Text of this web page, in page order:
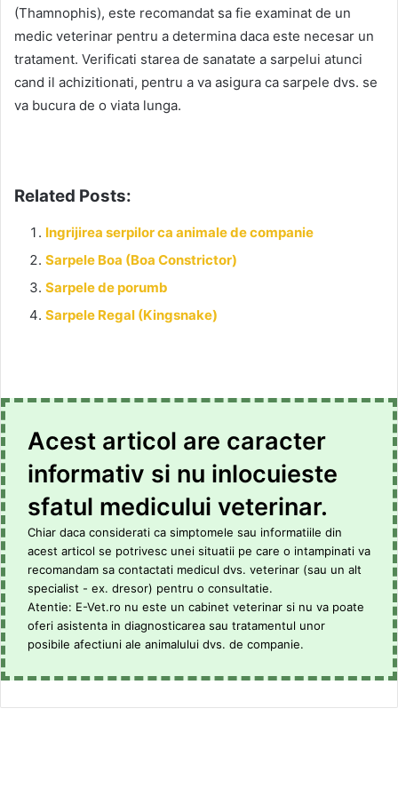
(Thamnophis), este recomandat sa fie examinat de un
medic veterinar pentru a determina daca este necesar un
tratament. Verificati starea de sanatate a sarpelui atunci
cand il achizitionati, pentru a va asigura ca sarpele dvs. se
va bucura de o viata lunga.
Related Posts:
Ingrijirea serpilor ca animale de companie
Sarpele Boa (Boa Constrictor)
Sarpele de porumb
Sarpele Regal (Kingsnake)
Acest articol are caracter
informativ si nu inlocuieste
sfatul medicului veterinar.
Chiar daca considerati ca simptomele sau informatiile din
acest articol se potrivesc unei situatii pe care o intampinati va
recomandam sa contactati medicul dvs. veterinar (sau un alt
specialist - ex. dresor) pentru o consultatie.
Atentie: E-Vet.ro nu este un cabinet veterinar si nu va poate
oferi asistenta in diagnosticarea sau tratamentul unor
posibile afectiuni ale animalului dvs. de companie.